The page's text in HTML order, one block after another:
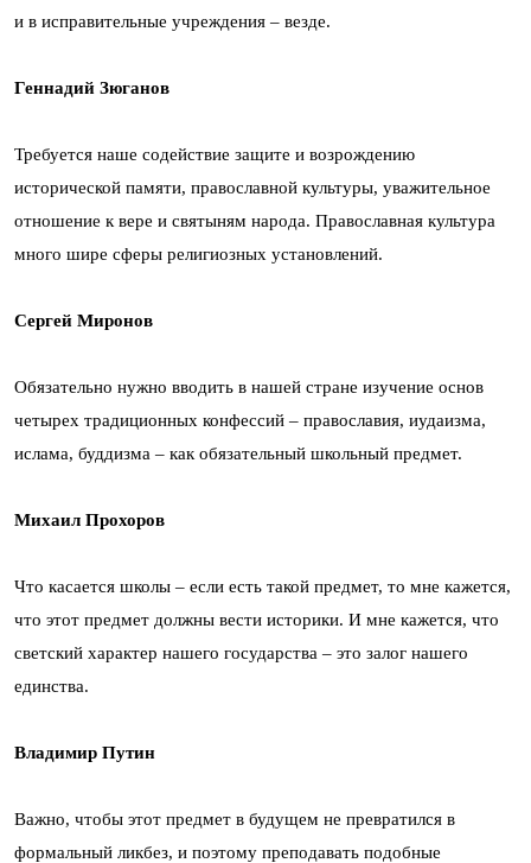
и в исправительные учреждения – везде.
Геннадий Зюганов
Требуется наше содействие защите и возрождению
исторической памяти, православной культуры, уважительное
отношение к вере и святыням народа. Православная культура
много шире сферы религиозных установлений.
Сергей Миронов
Обязательно нужно вводить в нашей стране изучение основ
четырех традиционных конфессий – православия, иудаизма,
ислама, буддизма – как обязательный школьный предмет.
Михаил Прохоров
Что касается школы – если есть такой предмет, то мне кажется,
что этот предмет должны вести историки. И мне кажется, что
светский характер нашего государства – это залог нашего
единства.
Владимир Путин
Важно, чтобы этот предмет в будущем не превратился в
формальный ликбез, и поэтому преподавать подобные